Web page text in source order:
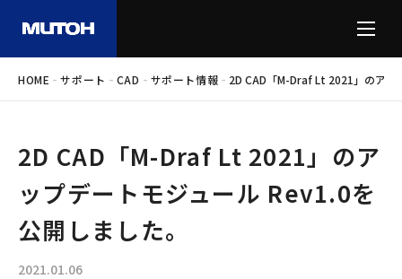
HOME -サポート - CAD - サポート情報 - 2D CAD「M-Draf Lt 2021」のアッ
2D CAD「M-Draf Lt 2021」のア
ップデートモジュール Rev1.0を
公開しました。
2021.01.06